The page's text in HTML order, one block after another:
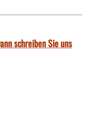
schreiben Sie uns